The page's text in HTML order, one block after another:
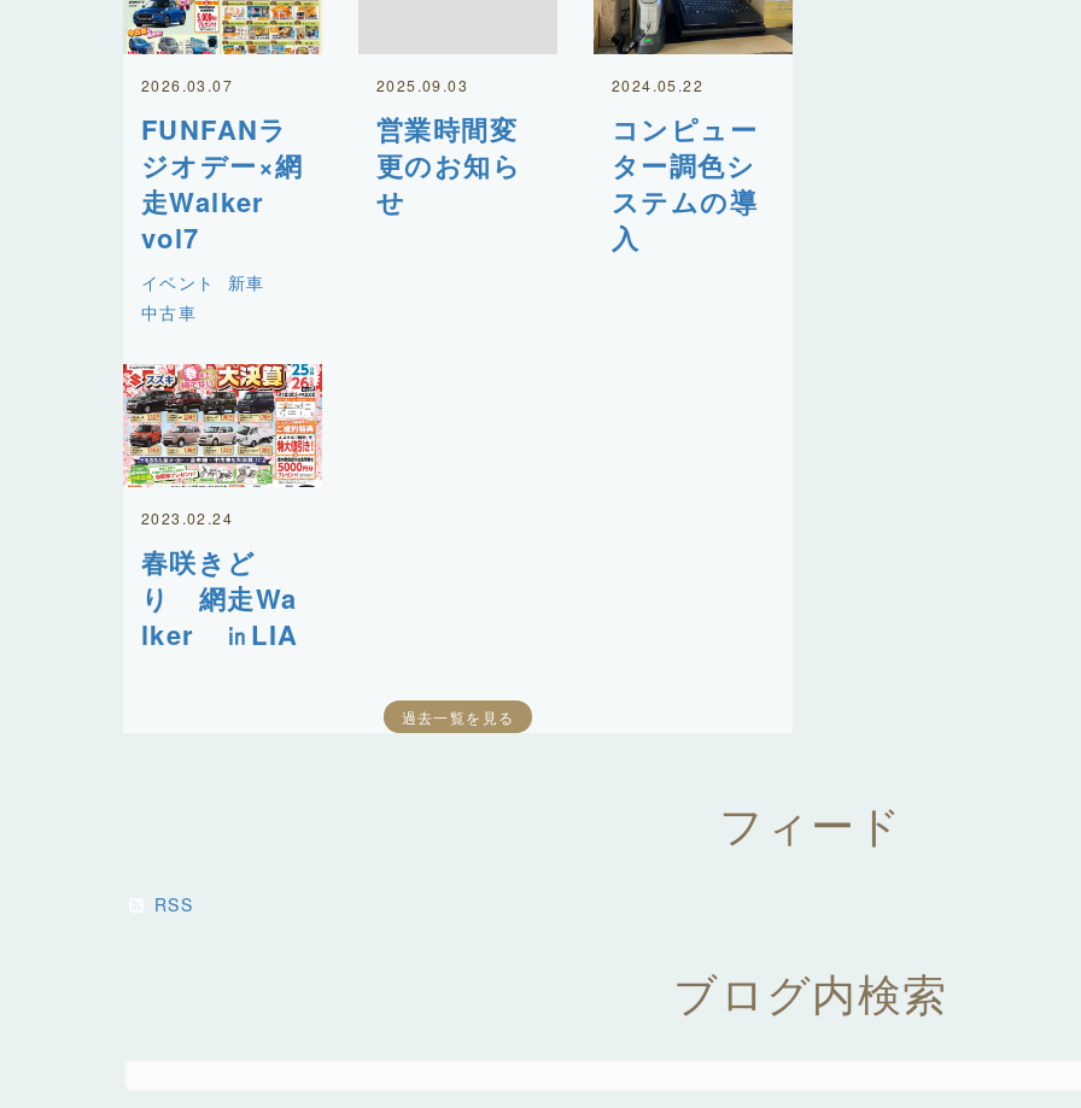
FUNFANラ
ジオデー×網
走Walker
vol7
2026.03.07
イベント
新車
中古車
営業時間変
更のお知ら
せ
2025.09.03
コンピュー
ター調色シ
ステムの導
入
2024.05.22
春咲きど
り 網走Wa
lker ㏌LIA
2023.02.24
過去一覧を見る
フィード
RSS
ブログ内検索